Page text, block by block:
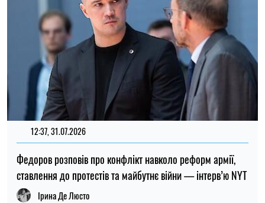
12:37, 31.07.2026
Федоров розповів про конфлікт навколо реформ армії,
ставлення до протестів та майбутнє війни — інтерв’ю NYT
Ірина Де Люсто